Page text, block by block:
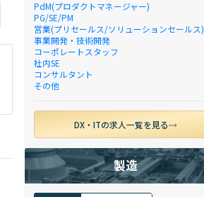
PdM(プロダクトマネージャー)
PG/SE/PM
営業(プリセールス/ソリューションセールス)
事業開発・技術開発
コーポレートスタッフ
社内SE
コンサルタント
その他
DX・ITの求人一覧を見る
製造